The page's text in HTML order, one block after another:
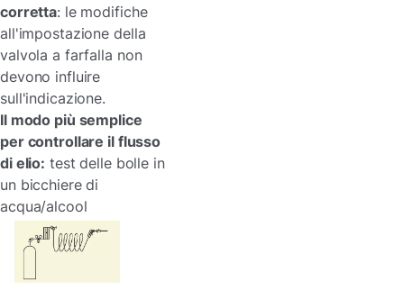
corretta: le modifiche
all'impostazione della
valvola a farfalla non
devono influire
sull'indicazione.
Il modo più semplice
per controllare il flusso
di elio: test delle bolle in
un bicchiere di
acqua/alcool